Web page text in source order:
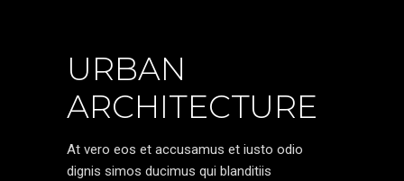
URBAN
ARCHITECTURE
At vero eos et accusamus et iusto odio
dignis simos ducimus qui blanditiis